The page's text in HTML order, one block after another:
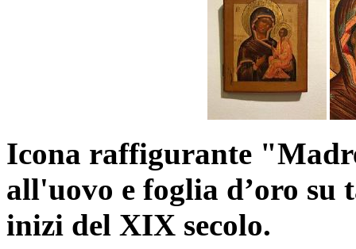
Icona raffigurante
all'uovo e foglia d’oro su
inizi del XIX secolo.